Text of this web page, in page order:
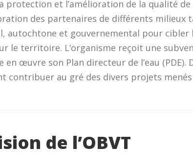
protection et l’amélioration de la qualité de
des partenaires de différents milieux
autochtone et gouvernemental pour
le territoire. L’organisme reçoit une
en œuvre son Plan directeur de l’eau
contribuer au gré des divers projets menés
de l’OBVT